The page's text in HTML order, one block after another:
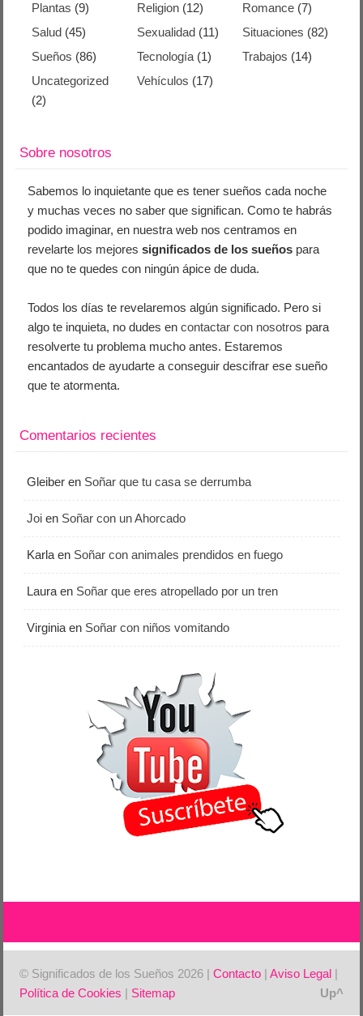
Plantas (9) Religion (12) Romance(7)
Salud (45) Sexualidad (11) Situaciones (82)
Sueños (86) Tecnología (1) Trabajos (14)
Uncategorized
(2)
Vehículos (17)
Sobre nosotros
Sabemos lo inquietante que es tener sueños cada noche
y muchas veces no saber que significan. Como te habrás
podido imaginar, en nuestra web nos centramos en
revelarte los mejoressignificados de los sueños para
que no te quedes con ningún ápice de duda.
Todos los días te revelaremos algún significado. Pero si
algo te inquieta, no dudes encontactar con nosotros para
resolverte tu problema mucho antes. Estaremos
encantados de ayudarte a conseguir descifrar ese sueño
que te atormenta.
Comentarios recientes
Gleiber en Soñar que tu casa se derrumba
Joi en Soñar con un Ahorcado
Karla en Soñar con animales prendidos en fuego
Laura en Soñar que eres atropellado por un tren
Virginia en Soñar con niños vomitando
© Significados de los Sueños 2026 |Contacto |Aviso Legal |
Política de Cookies | Sitemap